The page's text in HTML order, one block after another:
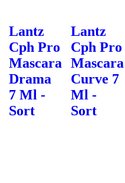
Lantz
Cph Pro
Mascara
Drama
7 Ml -
Sort
Lantz
Cph Pro
Mascara
Curve 7
Ml -
Sort